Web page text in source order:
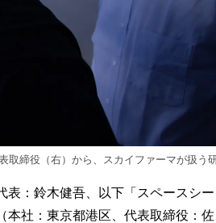
取締役（右）から、スカイファーマが扱う
表：鈴木健吾、以下「スペースシー
本社：東京都港区、代表取締役：佐